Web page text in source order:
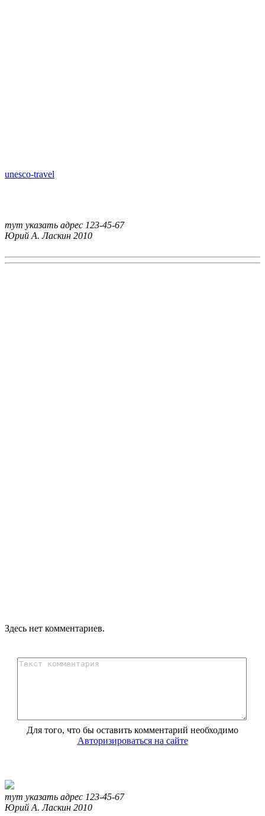
unesco-travel
тут указать адрес 123-45-67
Юрий А. Ласкин 2010
Здесь нет комментариев.
Для того, что бы оставить комментарий необходимо
Авторизироваться на сайте
тут указать адрес 123-45-67
Юрий А. Ласкин 2010